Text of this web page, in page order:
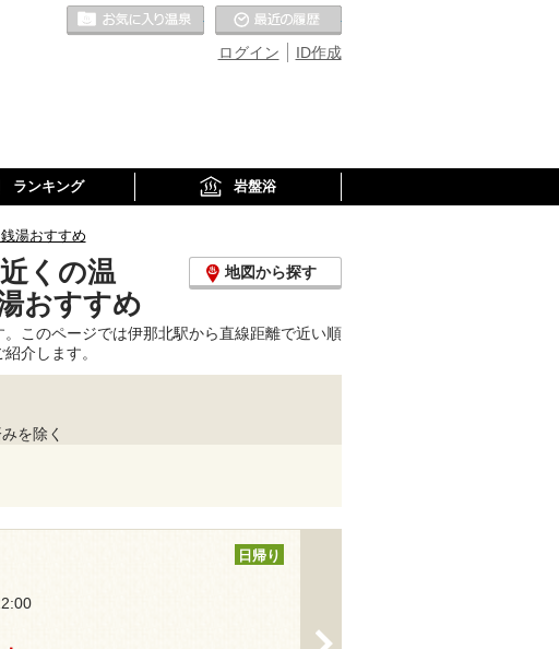
ID作成
ログイン
お気に入りの温泉
ランキング 岩盤浴
湯おすすめ
くの温
おすすめ
地図から探す
このページでは伊那北駅から直線距離で近い順
介します。
を除く
日帰り